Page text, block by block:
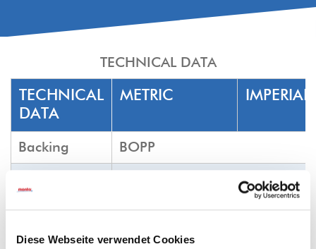
Diese Webseite verwendet Cookies
TECHNICAL DATA
TECHNICAL
DATA
METRIC IMPERIAL
Backing BOPP
Color clear, white, havana brown
Tensile force N/25mm